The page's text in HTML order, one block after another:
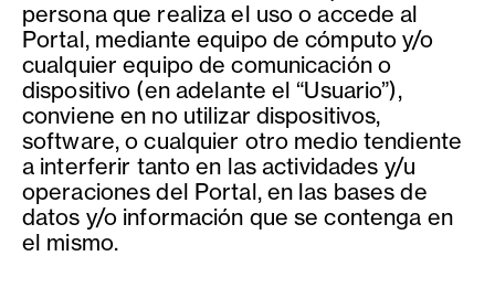
persona que realiza el uso o accede al
Portal, mediante equipo de cómputo y/o
cualquier equipo de comunicación o
dispositivo (en adelante el “Usuario”),
conviene en no utilizar dispositivos,
software, o cualquier otro medio tendiente
a interferir tanto en las actividades y/u
operaciones del Portal, en las bases de
datos y/o información que se contenga en
el mismo.